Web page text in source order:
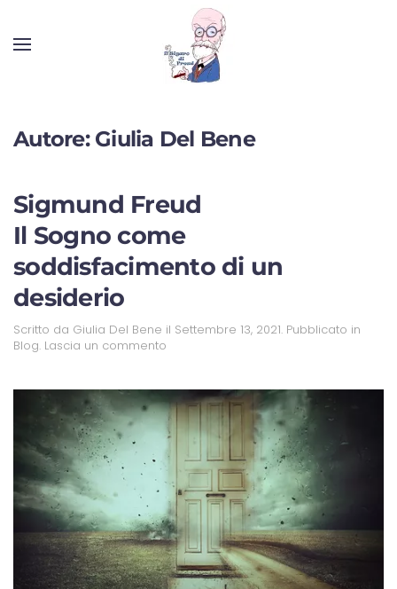
Autore: Giulia Del Bene
Sigmund Freud
Il Sogno come
soddisfacimento di un
desiderio
Scritto da Giulia Del Bene il Settembre 13, 2021. Pubblicato in
Blog. Lascia un commento